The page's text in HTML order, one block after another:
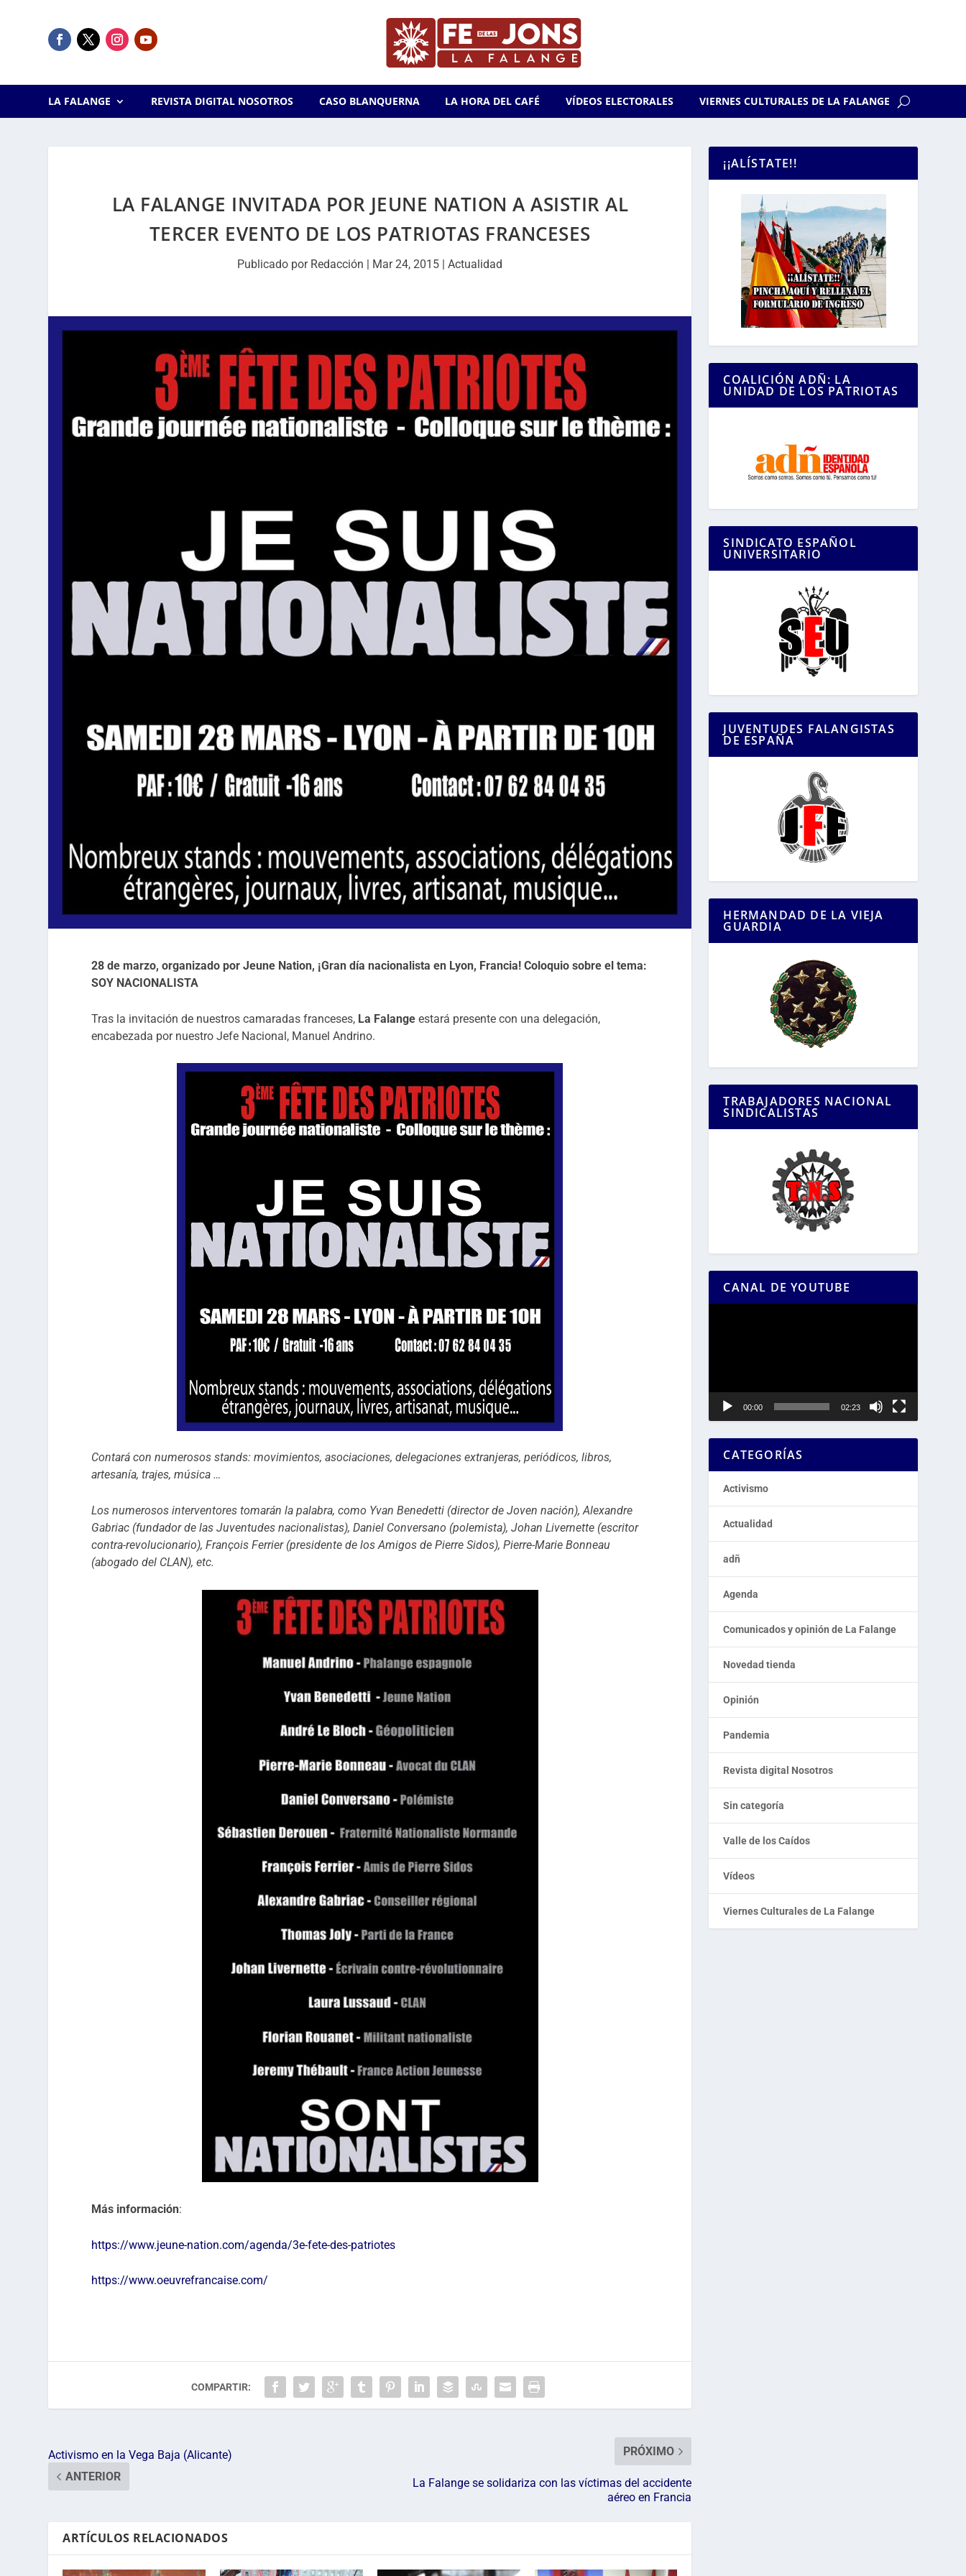
LA FALANGE REVISTA DIGITAL NOSOTROS CASO BLANQUERNA LA HORA DEL CAFÉ VÍDEOS ELECTORALES VIERNES CULTURALES DE LA FALANGE
LA FALANGE INVITADA POR JEUNE NATION A ASISTIR AL
TERCER EVENTO DE LOS PATRIOTAS FRANCESES
Publicado por Redacción | Mar 24, 2015 |Actualidad
28 de marzo, organizado por Jeune Nation, ¡Gran día nacionalista en Lyon, Francia! Coloquio sobre el tema:
SOY NACIONALISTA
Tras la invitación de nuestros camaradas franceses, La Falangeestará presente con una delegación,
encabezada por nuestro Jefe Nacional, Manuel Andrino.
Contará con numerosos stands: movimientos, asociaciones, delegaciones extranjeras, periódicos, libros,
artesanía, trajes, música …
Los numerosos interventores tomarán la palabra, como Yvan Benedetti (director de Joven nación), Alexandre
Gabriac (fundador de las Juventudes nacionalistas), Daniel Conversano (polemista), Johan Livernette (escritor
contra-revolucionario), François Ferrier (presidente de los Amigos de Pierre Sidos), Pierre-Marie Bonneau
(abogado del CLAN), etc.
Más información:
https://www.jeune-nation.com/agenda/3e-fete-des-patriotes
https://www.oeuvrefrancaise.com/
COMPARTIR:
Activismo en la Vega Baja (Alicante)
ANTERIOR
PRÓXIMO
La Falange se solidariza con las víctimas del accidente
aéreo en Francia
ARTÍCULOS RELACIONADOS
¡¡ALÍSTATE!!
COALICIÓN ADÑ: LA
UNIDAD DE LOS PATRIOTAS
SINDICATO ESPAÑOL
UNIVERSITARIO
JUVENTUDES FALANGISTAS
DE ESPAÑA
HERMANDAD DE LA VIEJA
GUARDIA
TRABAJADORES NACIONAL
SINDICALISTAS
CANAL DE YOUTUBE
00:00 02:23
CATEGORÍAS
Activismo
Actualidad
adñ
Agenda
Comunicados y opinión de La Falange
Novedad tienda
Opinión
Pandemia
Revista digital Nosotros
Sin categoría
Valle de los Caídos
Vídeos
Viernes Culturales de La Falange